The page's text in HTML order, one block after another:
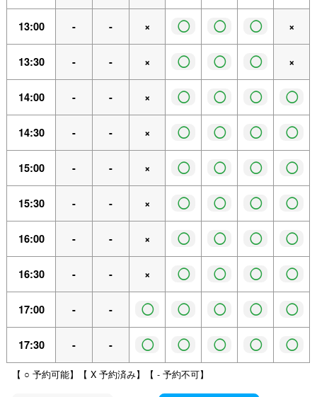
13:00 - - × ◯ ◯ ◯ ×
13:30 - - × ◯ ◯ ◯ ×
14:00 - - × ◯ ◯ ◯ ◯
14:30 - - × ◯ ◯ ◯ ◯
15:00 - - × ◯ ◯ ◯ ◯
15:30 - - × ◯ ◯ ◯ ◯
16:00 - - × ◯ ◯ ◯ ◯
16:30 - - × ◯ ◯ ◯ ◯
17:00 - - ◯ ◯ ◯ ◯ ◯
17:30 - - ◯ ◯ ◯ ◯ ◯
【 ○ 予約可能】【 X 予約済み】【 - 予約不可】